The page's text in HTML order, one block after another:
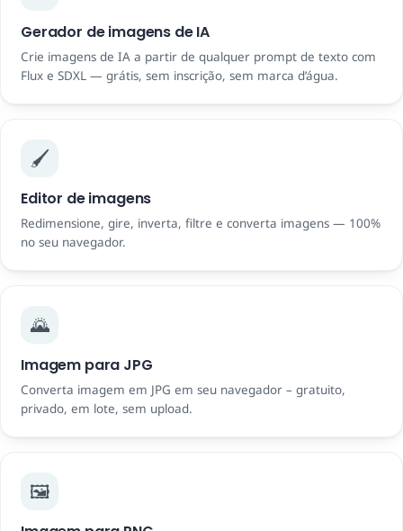
Gerador de imagens de IA
Crie imagens de IA a partir de qualquer prompt de texto com
Flux e SDXL — grátis, sem inscrição, sem marca d’água.
🖌️
Editor de imagens
Redimensione, gire, inverta, filtre e converta imagens — 100%
no seu navegador.
🌄
Imagem para JPG
Converta imagem em JPG em seu navegador – gratuito,
privado, em lote, sem upload.
🖼️